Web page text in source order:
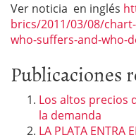
Ver noticia en inglés
brics/2011/03/08/
who-suffers-and-who-
Publicaciones
Los altos precios
la demanda
LA PLATA ENTRA